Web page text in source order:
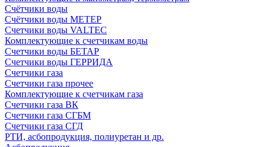
Счётчики воды
Счётчики воды МЕТЕР
Счетчики воды VALTEC
Комплектующие к счетчикам воды
Счетчики воды БЕТАР
Счетчики воды ГЕРРИДА
Счетчики газа
Счетчики газа прочее
Комплектующие к счетчикам газа
Счетчики газа ВК
Счетчики газа СГБМ
Счетчики газа СГД
РТИ, асбопродукция, полиуретан и др.